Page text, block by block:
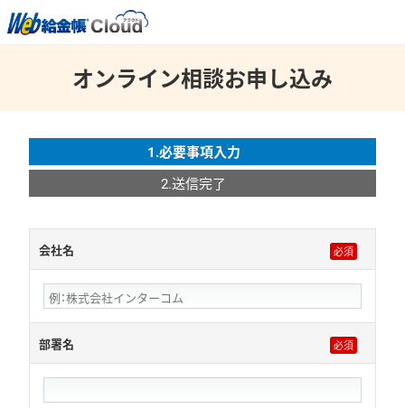
オンライン相談お申し込み
1.必要事項入力
2.送信完了
会社名
部署名